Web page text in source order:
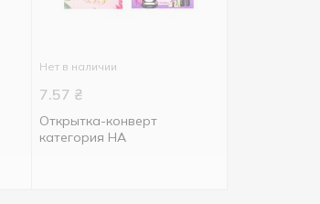
Нет в наличии
7.57 ₴
Открытка-конверт
категория НА